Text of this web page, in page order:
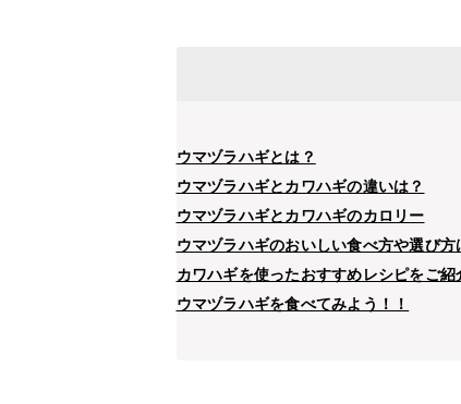
ウマヅラハギとは？
ウマヅラハギとカワハギの違いは？
ウマヅラハギとカワハギのカロリー
ウマヅラハギのおいしい食べ方や選び方
カワハギを使ったおすすめレシピをご紹
ウマヅラハギを食べてみよう！！